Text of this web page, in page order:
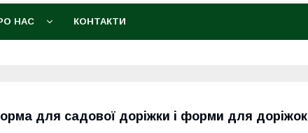
НАС КОНТАКТИ
для садової доріжки і форми для доріжок